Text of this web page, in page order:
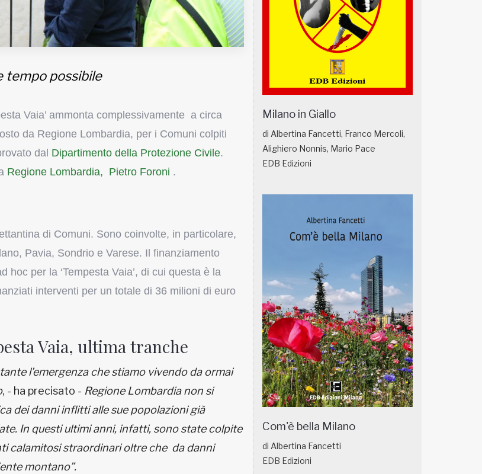
tempo possibile
Vaia’ ammonta complessivamente a circa
da Regione Lombardia, per i Comuni colpiti
dal Dipartimento della Protezione Civile.
Regione Lombardia, Pietro Foroni .
di Comuni. Sono coinvolte, in particolare,
Pavia, Sondrio e Varese. Il finanziamento
per la ‘Tempesta Vaia’, di cui questa è la
interventi per un totale di 36 milioni di euro
Vaia, ultima tranche
l’emergenza che stiamo vivendo da ormai
, - ha precisato - Regione Lombardia non si
dei danni inflitti alle sue popolazioni già
In questi ultimi anni, infatti, sono state colpite
calamitosi straordinari oltre che da danni
montano”.
Milano in Giallo
di Albertina Fancetti, Franco Mercoli,
Alighiero Nonnis, Mario Pace
EDB Edizioni
Com'è bella Milano
di Albertina Fancetti
EDB Edizioni